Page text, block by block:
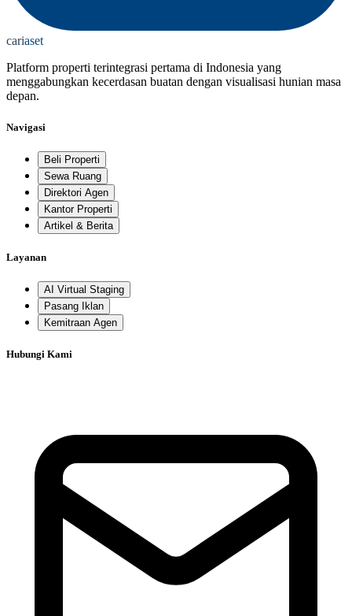
cariaset
Platform properti terintegrasi pertama di Indonesia yang
menggabungkan kecerdasan buatan dengan visualisasi hunian masa
depan.
Navigasi
Beli Properti
Sewa Ruang
Direktori Agen
Kantor Properti
Artikel & Berita
Layanan
AI Virtual Staging
Pasang Iklan
Kemitraan Agen
Hubungi Kami